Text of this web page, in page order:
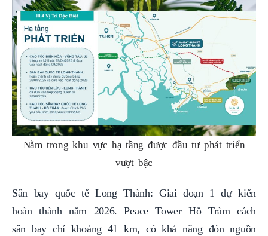
Nằm trong khu vực hạ tầng được đầu tư phát triển
vượt bậc
Sân bay quốc tế Long Thành: Giai đoạn 1 dự kiến
hoàn thành năm 2026. Peace Tower Hồ Tràm cách
sân bay chỉ khoảng 41 km, có khả năng đón nguồn